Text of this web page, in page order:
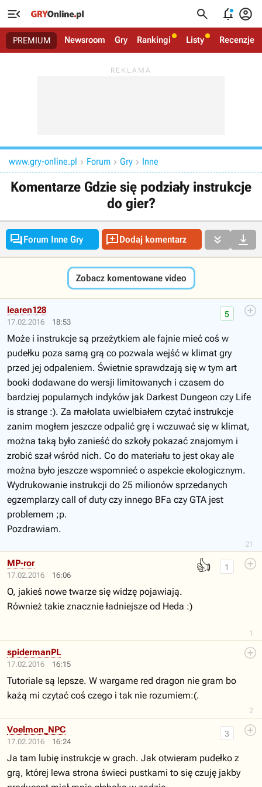
   
PREMIUM Newsroom Gry Rankingi Listy Recenzje
www.gry-online.pl  Forum  Gry  Inne
Komentarze Gdzie się podziały instrukcje
do gier?
Forum Inne Gry Dodaj komentarz  
Zobacz komentowane video
17.02.2016 18:53
21
5
learen128
Może i instrukcje są przeżytkiem ale fajnie mieć coś w
pudełku poza samą grą co pozwala wejść w klimat gry
przed jej odpaleniem. Świetnie sprawdzają się w tym art
booki dodawane do wersji limitowanych i czasem do
bardziej popularnych indyków jak Darkest Dungeon czy Life
is strange :). Za małolata uwielbiałem czytać instrukcje
zanim mogłem jeszcze odpalić grę i wczuwać się w klimat,
można taką było zanieść do szkoły pokazać znajomym i
zrobić szał wśród nich. Co do materiału to jest okay ale
można było jeszcze wspomnieć o aspekcie ekologicznym.
Wydrukowanie instrukcji do 25 milionów sprzedanych
egzemplarzy call of duty czy innego BFa czy GTA jest
problemem ;p.
Pozdrawiam.
17.02.2016 16:06
👍
1
1
MP-ror
O, jakieś nowe twarze się widzę pojawiają.
Również takie znacznie ładniejsze od Heda :)
17.02.2016 16:15
2
spidermanPL
Tutoriale są lepsze. W wargame red dragon nie gram bo
każą mi czytać coś czego i tak nie rozumiem:(.
17.02.2016 16:24
3
Voelmon_NPC
Ja tam lubię instrukcje w grach. Jak otwieram pudełko z
grą, której lewa strona świeci pustkami to się czuję jakby